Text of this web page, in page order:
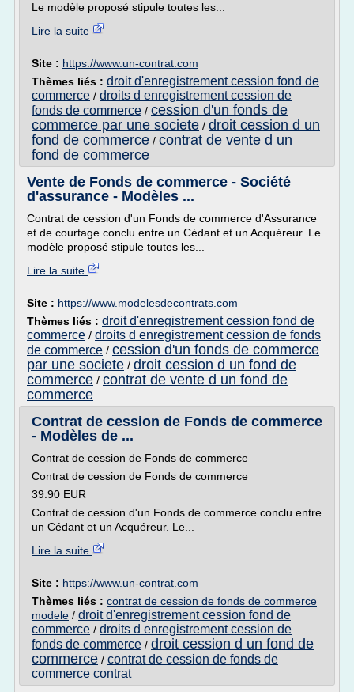
Le modèle proposé stipule toutes les...
Lire la suite
Site : https://www.un-contrat.com
Thèmes liés : droit d'enregistrement cession fond de
commerce / droits d enregistrement cession de
fonds de commerce / cession d'un fonds de
commerce par une societe / droit cession d un
fond de commerce / contrat de vente d un
fond de commerce
Vente de Fonds de commerce - Société
d'assurance - Modèles ...
Contrat de cession d'un Fonds de commerce d'Assurance
et de courtage conclu entre un Cédant et un Acquéreur. Le
modèle proposé stipule toutes les...
Lire la suite
Site : https://www.modelesdecontrats.com
Thèmes liés : droit d'enregistrement cession fond de
commerce / droits d enregistrement cession de fonds
de commerce / cession d'un fonds de commerce
par une societe / droit cession d un fond de
commerce / contrat de vente d un fond de
commerce
Contrat de cession de Fonds de commerce
- Modèles de ...
Contrat de cession de Fonds de commerce
Contrat de cession de Fonds de commerce
39.90 EUR
Contrat de cession d'un Fonds de commerce conclu entre
un Cédant et un Acquéreur. Le...
Lire la suite
Site : https://www.un-contrat.com
Thèmes liés : contrat de cession de fonds de commerce
modele / droit d'enregistrement cession fond de
commerce / droits d enregistrement cession de
fonds de commerce / droit cession d un fond de
commerce / contrat de cession de fonds de
commerce contrat